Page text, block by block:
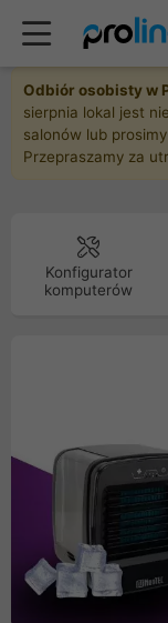
Odbiór osobisty w
sierpnia lokal jest
salonów lub
Przepraszamy za
Konfigurator
komputerów